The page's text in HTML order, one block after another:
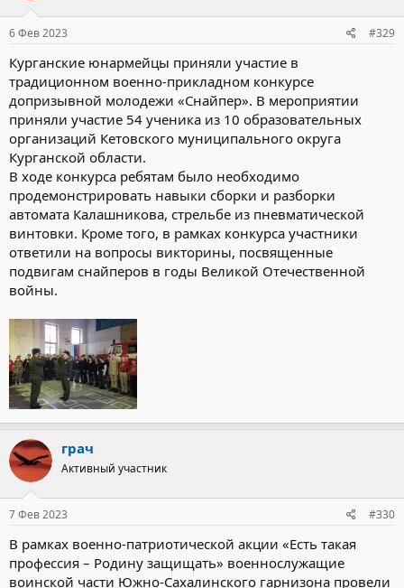
6 Фев 2023 #329
Курганские юнармейцы приняли участие в
традиционном военно-прикладном конкурсе
допризывной молодежи «Снайпер». В мероприятии
приняли участие 54 ученика из 10 образовательных
организаций Кетовского муниципального округа
Курганской области.
В ходе конкурса ребятам было необходимо
продемонстрировать навыки сборки и разборки
автомата Калашникова, стрельбе из пневматической
винтовки. Кроме того, в рамках конкурса участники
ответили на вопросы викторины, посвященные
подвигам снайперов в годы Великой Отечественной
войны.
грач
Активный участник
7 Фев 2023 #330
В рамках военно-патриотической акции «Есть такая
профессия – Родину защищать» военнослужащие
воинской части Южно-Сахалинского гарнизона провели